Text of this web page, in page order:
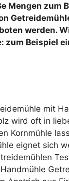
Mengen zum
werden.
zum Beispiel
mit
wird oft in
Kornmühle
eignet sich